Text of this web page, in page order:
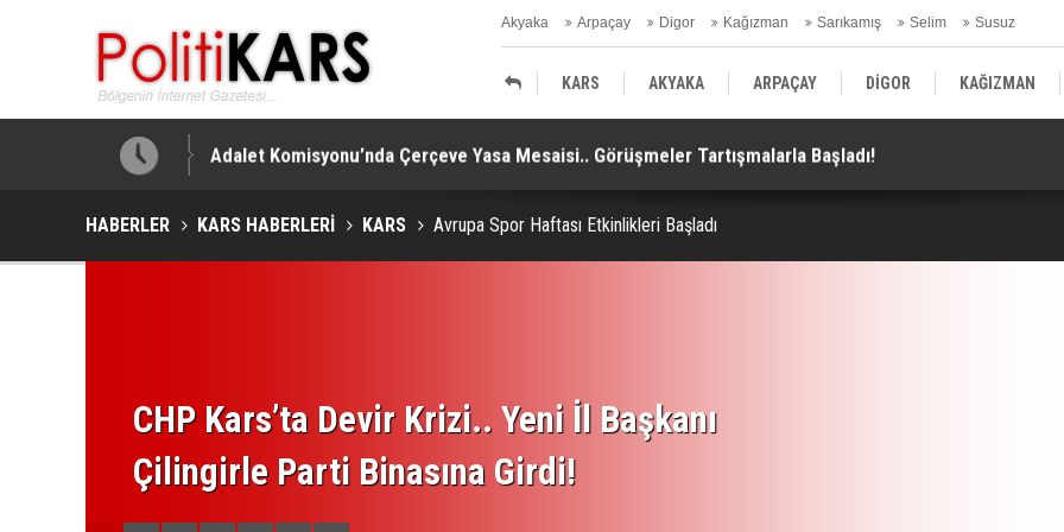
Akyaka Arpaçay Digor Kağızman Sarıkamış Selim Susuz
Kars Gündem
KARS AKYAKA ARPAÇAY DİGOR KAĞIZMAN
SELİM SUSUZ KARS GÜNDEM
Adalet Komisyonu’nda Çerçeve Yasa Mesaisi.. Görüşmeler Tartışmalarla Başladı!
HABERLER KARS HABERLERİ KARS Avrupa Spor Haftası Etkinlikleri Başladı
CHP Kars’ta Devir Krizi.. Yeni İl Başkanı
Çilingirle Parti Binasına Girdi!